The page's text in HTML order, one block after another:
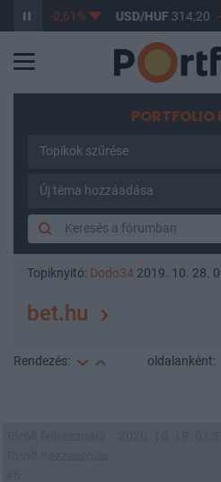
-0,61% USD/HUF 314,20 -
PORTFOLIO
Topikok szűrése
Új téma hozzáadása
Topiknyitó: Dodo34 2019. 10. 28.
bet.hu
Rendezés: oldalanként: